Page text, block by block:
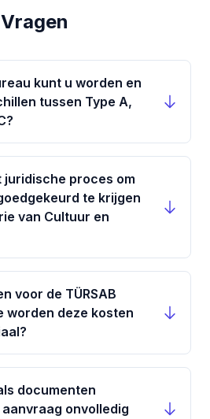
kunt u worden en
tussen Type A,
juridische proces om
te krijgen
van Cultuur en
voor de TÜRSAB
worden deze kosten
documenten
onvolledig